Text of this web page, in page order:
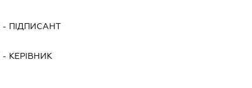
- ПІДПИСАНТ
- КЕРІВНИК